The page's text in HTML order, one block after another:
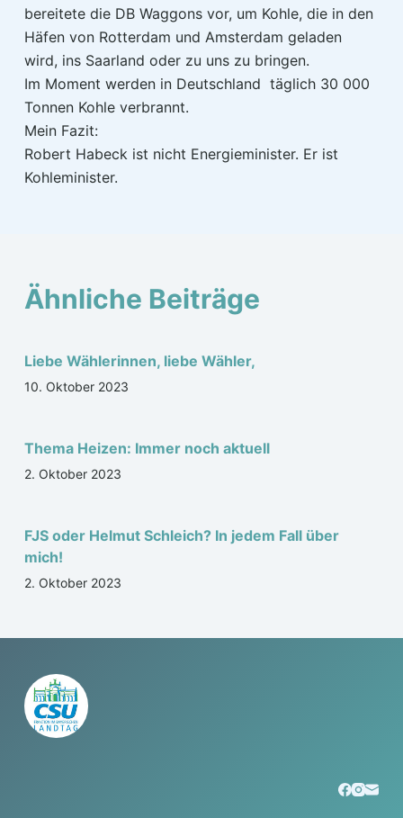
bereitete die DB Waggons vor, um Kohle, die in den
Häfen von Rotterdam und Amsterdam geladen
wird, ins Saarland oder zu uns zu bringen.
Im Moment werden in Deutschland täglich 30 000
Tonnen Kohle verbrannt.
Mein Fazit:
Robert Habeck ist nicht Energieminister. Er ist
Kohleminister.
Ähnliche Beiträge
Liebe Wählerinnen, liebe Wähler,
10. Oktober 2023
Thema Heizen: Immer noch aktuell
2. Oktober 2023
FJS oder Helmut Schleich? In jedem Fall über
mich!
2. Oktober 2023